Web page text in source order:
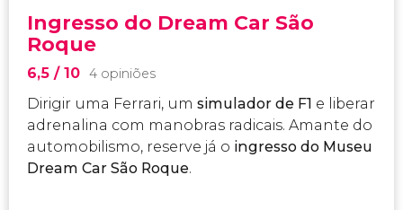
Ingresso do Dream Car São
Roque
6,5 / 10 4 opiniões
Dirigir uma Ferrari, um simulador de F1 e liberar
adrenalina com manobras radicais. Amante do
automobilismo, reserve já o ingresso do Museu
Dream Car São Roque.